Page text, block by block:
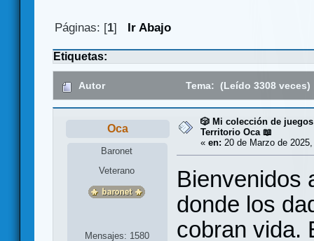
Páginas: [1] Ir Abajo
Etiquetas:
Autor Tema: (Leído 3308 veces)
Oca
Baronet
Veterano
Mensajes: 1580
🎲 Mi colección de
Territorio Oca 📖
« en: 20 de Marzo de
Bienvenidos
donde los
cobran vida.